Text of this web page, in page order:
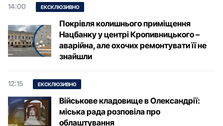
14:00 ЕКСКЛЮЗИВНО
Покрівля колишнього приміщення
Нацбанку у центрі Кропивницького –
аварійна, але охочих ремонтувати її не
знайшли
12:15 ЕКСКЛЮЗИВНО
Військове кладовище в Олександрії:
міська рада розповіла про
облаштування